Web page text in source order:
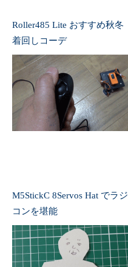
Roller485 Lite おすすめ秋冬
着回しコーデ
M5StickC 8Servos Hat でラジ
コンを堪能